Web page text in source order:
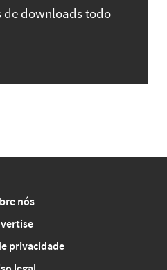
de downloads todo
nós
privacidade